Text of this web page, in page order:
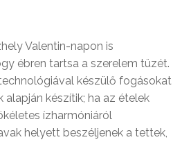
Valentin-napon is
ébren tartsa a szerelem tüzét.
készülő fogásokat
alapján készítik; ha az ételek
ízharmóniáról
helyett beszéljenek a tettek,